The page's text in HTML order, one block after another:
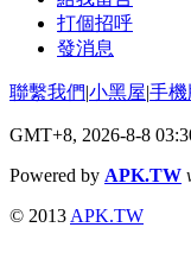
打個招呼
發消息
聯繫我們|小黑屋|手機
GMT+8, 2026-8-8
Powered by APK.TW
© 2013 APK.TW